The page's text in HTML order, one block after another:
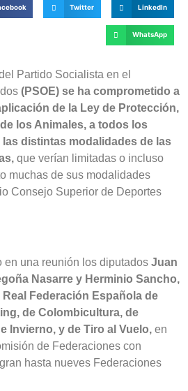
Twitter LinkedIn
WhatsApp
Partido Socialista en el
(PSOE) se ha comprometido a
de la Ley de Protección,
los Animales, a todos los
distintas modalidades de las
que verían limitadas o incluso
muchas de sus modalidades
Consejo Superior de Deportes
en una reunión los diputados Juan
Nasarre y Herminio Sancho,
Federación Española de
de Colombicultura, de
Invierno, y de Tiro al Vuelo, en
de Federaciones con
hasta nueves Federaciones